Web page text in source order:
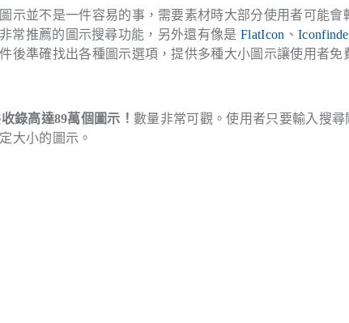
示並不是一件容易的事，需要素材時大部分使用者可能會
常推薦的圖示搜尋功能，另外還有像是FlatIcon 、
後準確找出各種圖示選項，提供多種大小圖示讓使用者免
錄高達89萬個圖示！數量非常可觀。使用者只要輸入搜尋
大小的圖示。